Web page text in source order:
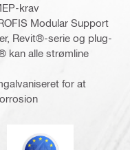
krav
Modular Support
Revit®-serie og plug-
kan alle strømline
for at
Eurocode